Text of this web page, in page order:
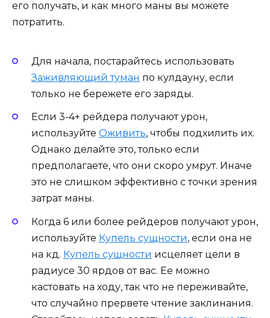
его получать, и как много маны вы можете
потратить.
Для начала, постарайтесь использовать
Заживляющий туман по кулдауну, если
только не бережете его заряды.
Если 3-4+ рейдера получают урон,
используйте Оживить, чтобы подхилить их.
Однако делайте это, только если
предполагаете, что они скоро умрут. Иначе
это не слишком эффективно с точки зрения
затрат маны.
Когда 6 или более рейдеров получают урон,
используйте Купель сущности, если она не
на кд. Купель сущности исцеляет цели в
радиусе 30 ярдов от вас. Ее можно
кастовать на ходу, так что не переживайте,
что случайно прервете чтение заклинания.